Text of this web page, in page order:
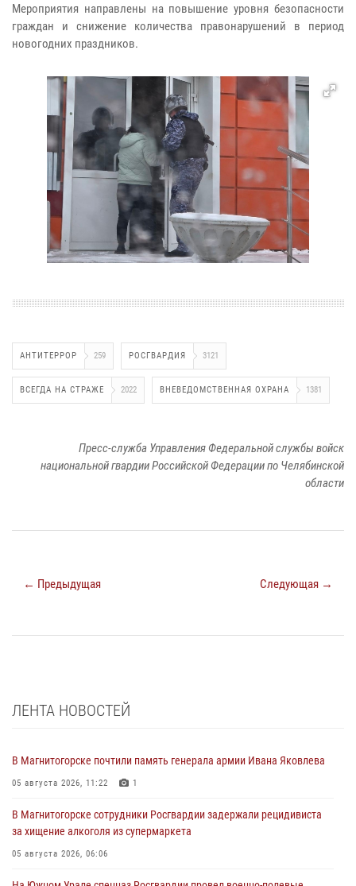
Мероприятия направлены на повышение уровня безопасности
граждан и снижение количества правонарушений в период
новогодних праздников.
АНТИТЕРРОР 259 РОСГВАРДИЯ 3121
ВСЕГДА НА СТРАЖЕ 2022 ВНЕВЕДОМСТВЕННАЯ ОХРАНА 1381
Пресс-служба Управления Федеральной службы войск
национальной гвардии Российской Федерации по Челябинской
области
← Предыдущая Следующая →
ЛЕНТА НОВОСТЕЙ
В Магнитогорске почтили память генерала армии Ивана Яковлева
05 августа 2026, 11:22 1
В Магнитогорске сотрудники Росгвардии задержали рецидивиста
за хищение алкоголя из супермаркета
05 августа 2026, 06:06